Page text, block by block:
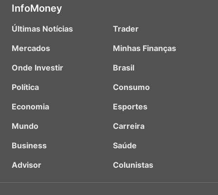
InfoMoney
Últimas Notícias
Mercados
Onde Investir
Política
Economia
Mundo
Business
Advisor
Trader
Minhas Finanças
Brasil
Consumo
Esportes
Carreira
Saúde
Colunistas